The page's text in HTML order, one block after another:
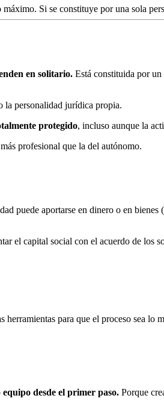
Si se constituye por una sola
en solitario. Está constituida por
la personalidad jurídica propia.
protegido, incluso aunque la
profesional que la del autónomo.
puede aportarse en dinero o en
el capital social con el acuerdo de los
para que el proceso sea lo
desde el primer paso. Porque